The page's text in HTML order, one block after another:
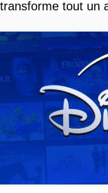
transforme tout un